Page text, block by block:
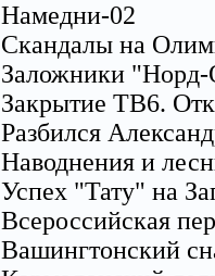
Намедни-02
Скандалы на
Заложники "Норд-
Закрытие ТВ6.
Разбился
Наводнения и
Успех "Тату" на
Всероссийская
Вашингтонский